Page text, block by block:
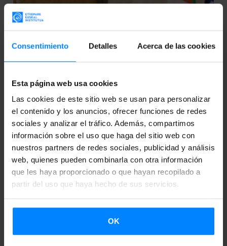
Consentimiento Detalles Acerca de las cookies
Esta página web usa cookies
Las cookies de este sitio web se usan para personalizar
el contenido y los anuncios, ofrecer funciones de redes
sociales y analizar el tráfico. Además, compartimos
información sobre el uso que haga del sitio web con
nuestros partners de redes sociales, publicidad y análisis
web, quienes pueden combinarla con otra información
que les haya proporcionado o que hayan recopilado a
partir del uso que haya hecho de sus servicios.
OK
ETXEPARE EUSKAL INSTITUTUA REFUERZA
SU COMPROMISO CON LOS ESTUDIOS
VASCOS Y LA ENSEÑANZA DEL EUSKERA
EN ESTADOS UNIDOS
Etxepare Euskal Institutua ha rubricado varios